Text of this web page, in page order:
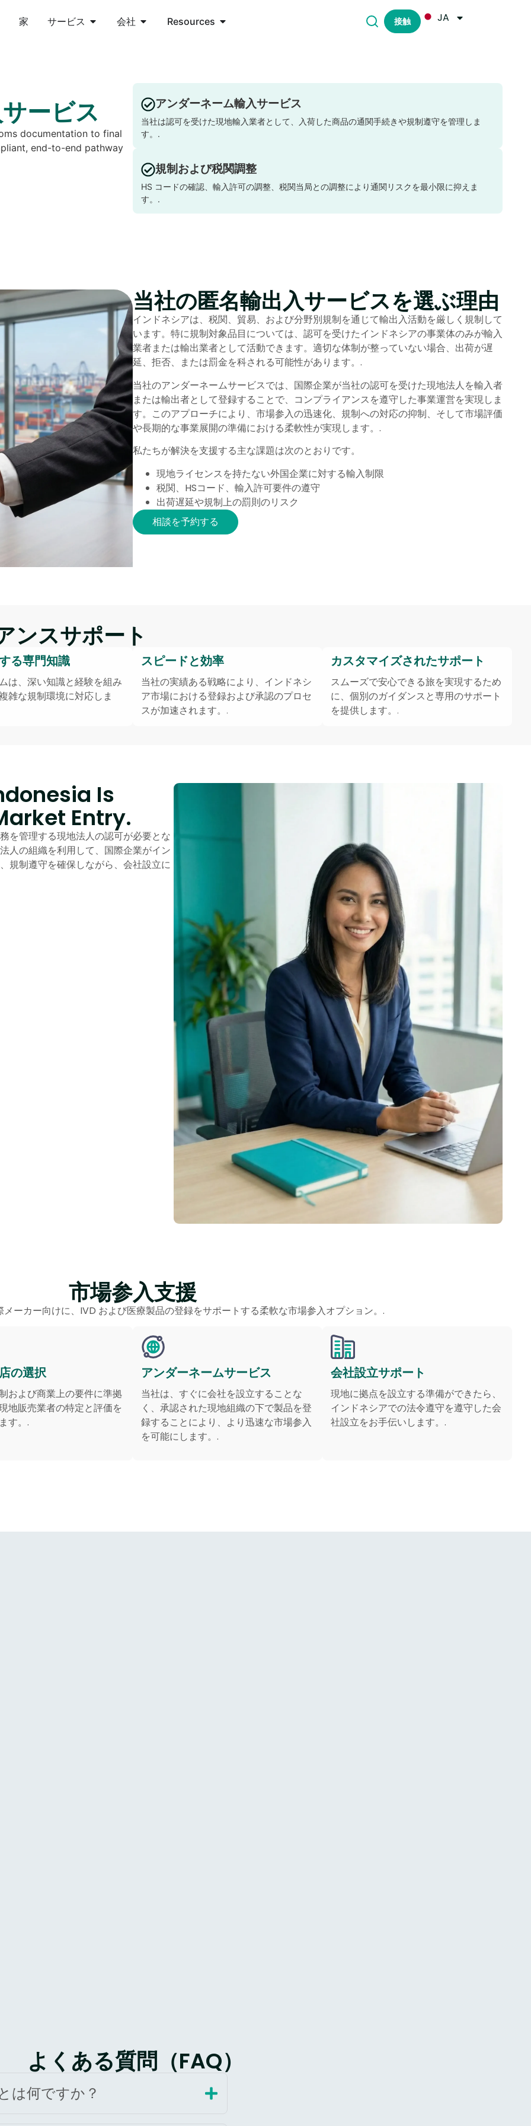
家 サービス 会社 Resources 接触 JA
ービス
documentation to final
end-to-end pathway
アンダーネーム輸入サービス
当社は認可を受けた現地輸入業者として、入荷した商品の通関手続きや規制遵守を管理しま
す。.
規制および税関調整
HS コードの確認、輸入許可の調整、税関当局との調整により通関リスクを最小限に抑えま
す。.
当社の匿名輸出入サービスを選ぶ理由
インドネシアは、税関、貿易、および分野別規制を通じて輸出入活動を厳しく規制して
います。特に規制対象品目については、認可を受けたインドネシアの事業体のみが輸入
業者または輸出業者として活動できます。適切な体制が整っていない場合、出荷が遅
延、拒否、または罰金を科される可能性があります。.
当社のアンダーネームサービスでは、国際企業が当社の認可を受けた現地法人を輸入者
または輸出者として登録することで、コンプライアンスを遵守した事業運営を実現しま
す。このアプローチにより、市場参入の迅速化、規制への対応の抑制、そして市場評価
や長期的な事業展開の準備における柔軟性が実現します。.
私たちが解決を支援する主な課題は次のとおりです。
現地ライセンスを持たない外国企業に対する輸入制限
税関、HSコード、輸入許可要件の遵守
出荷遅延や規制上の罰則のリスク
相談を予約する
ンスサポート
る専門知識
は、深い知識と経験を組み
雑な規制環境に対応しま
スピードと効率
当社の実績ある戦略により、インドネシ
ア市場における登録および承認のプロセ
スが加速されます。.
カスタマイズされたサポート
スムーズで安心できる旅を実現するため
に、個別のガイダンスと専用のサポート
を提供します。.
Is
Entry.
を管理する現地法人の認可が必要とな
人の組織を利用して、国際企業がイン
規制遵守を確保しながら、会社設立に
市場参入支援
ーカー向けに、IVD および医療製品の登録をサポートする柔軟な市場参入オプション。.
の選択
および商業上の要件に準拠
地販売業者の特定と評価を
す。.
アンダーネームサービス
当社は、すぐに会社を設立することな
く、承認された現地組織の下で製品を登
録することにより、より迅速な市場参入
を可能にします。.
会社設立サポート
現地に拠点を設立する準備ができたら、
インドネシアでの法令遵守を遵守した会
社設立をお手伝いします。.
よくある質問（FAQ）
は何ですか？